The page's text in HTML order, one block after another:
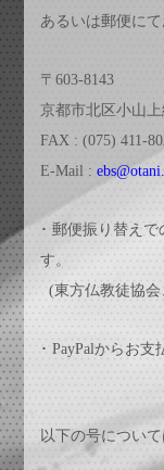
あるいは郵便にて
〒603-8143
京都市北区小山
FAX : (075) 411-
E-Mail :
･ 郵便振り替え
す。
(東方仏教徒協会
･ PayPalからお
以下の号につい